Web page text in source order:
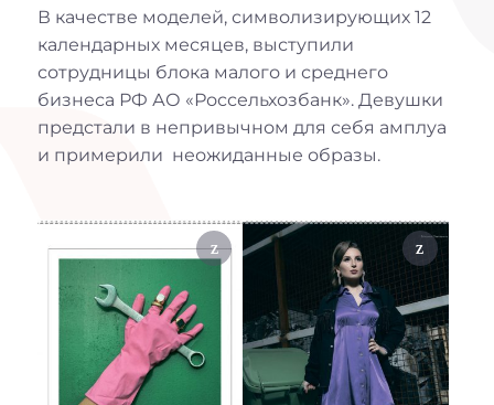
В качестве моделей, символизирующих 12
календарных месяцев, выступили
сотрудницы блока малого и среднего
бизнеса РФ АО «Россельхозбанк». Девушки
предстали в непривычном для себя амплуа
и примерили неожиданные образы.